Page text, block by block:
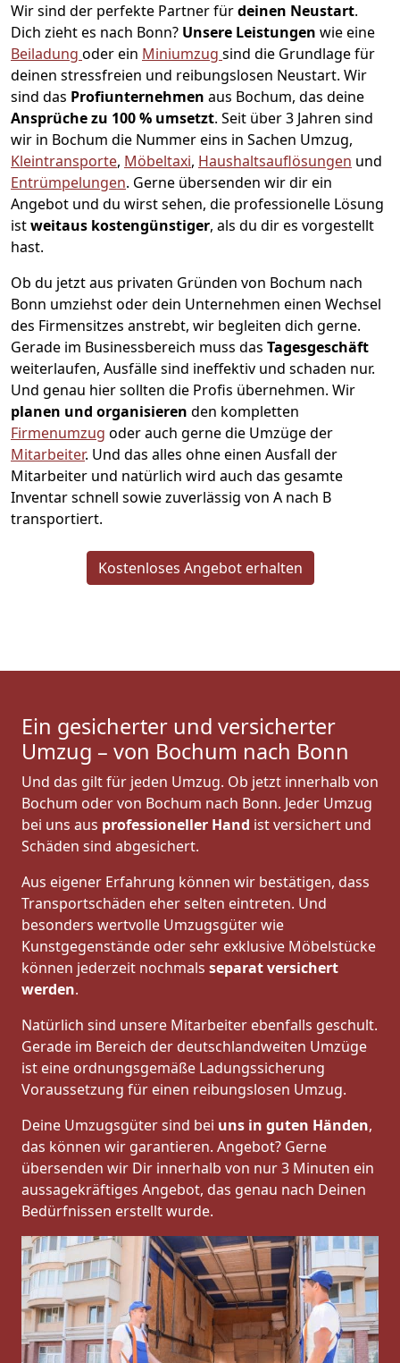
Wir sind der perfekte Partner fürdeinen Neustart.
Dich zieht es nach Bonn? Unsere Leistungen wie eine
Beiladung oder ein Miniumzug sind die Grundlage für
deinen stressfreien und reibungslosen Neustart. Wir
sind das Profiunternehmen aus Bochum, das deine
Ansprüche zu 100 % umsetzt. Seit über 3 Jahren sind
wir in Bochum die Nummer eins in Sachen Umzug,
Kleintransporte, Möbeltaxi, Haushaltsauflösungen und
Entrümpelungen. Gerne übersenden wir dir ein
Angebot und du wirst sehen, die professionelle Lösung
istweitaus kostengünstiger, als du dir es vorgestellt
hast.
Ob du jetzt aus privaten Gründen von Bochum nach
Bonn umziehst oder dein Unternehmen einen Wechsel
des Firmensitzes anstrebt, wir begleiten dich gerne.
Gerade im Businessbereich muss das Tagesgeschäft
weiterlaufen, Ausfälle sind ineffektiv und schaden nur.
Und genau hier sollten die Profis übernehmen. Wir
planen und organisieren den kompletten
Firmenumzug oder auch gerne die Umzüge der
Mitarbeiter. Und das alles ohne einen Ausfall der
Mitarbeiter und natürlich wird auch das gesamte
Inventar schnell sowie zuverlässig von A nach B
transportiert.
Kostenloses Angebot erhalten
Ein gesicherter und versicherter
Umzug – von Bochum nach Bonn
Und das gilt für jeden Umzug. Ob jetzt innerhalb von
Bochum oder von Bochum nach Bonn. Jeder Umzug
bei uns aus professioneller Hand ist versichert und
Schäden sind abgesichert.
Aus eigener Erfahrung können wir bestätigen, dass
Transportschäden eher selten eintreten. Und
besonders wertvolle Umzugsgüter wie
Kunstgegenstände oder sehr exklusive Möbelstücke
können jederzeit nochmals separat versichert
werden.
Natürlich sind unsere Mitarbeiter ebenfalls geschult.
Gerade im Bereich der deutschlandweiten Umzüge
ist eine ordnungsgemäße Ladungssicherung
Voraussetzung für einen reibungslosen Umzug.
Deine Umzugsgüter sind bei uns in guten Händen,
das können wir garantieren. Angebot? Gerne
übersenden wir Dir innerhalb von nur 3 Minuten ein
aussagekräftiges Angebot, das genau nach Deinen
Bedürfnissen erstellt wurde.